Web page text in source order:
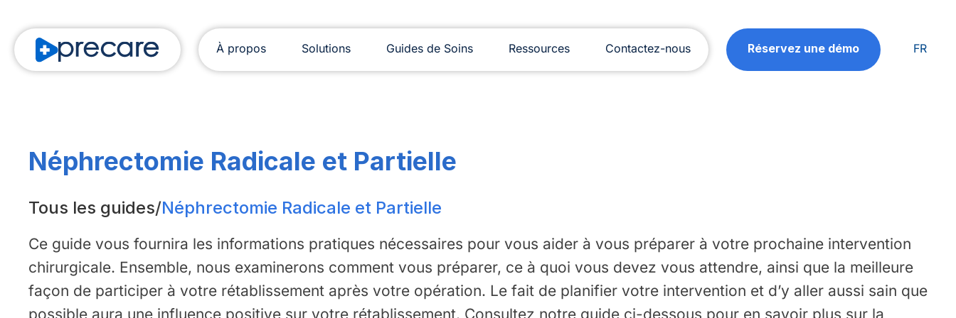
À propos Solutions Guides de Soins Ressources Contactez-nous Réservez une démo FR
Néphrectomie Radicale et Partielle
Tous les guides/Néphrectomie Radicale et Partielle
Ce guide vous fournira les informations pratiques nécessaires pour vous aider à vous préparer à votre prochaine intervention
chirurgicale. Ensemble, nous examinerons comment vous préparer, ce à quoi vous devez vous attendre, ainsi que la meilleure
façon de participer à votre rétablissement après votre opération. Le fait de planifier votre intervention et d’y aller aussi sain que
possible aura une influence positive sur votre rétablissement. Consultez notre guide ci-dessous pour en savoir plus sur la